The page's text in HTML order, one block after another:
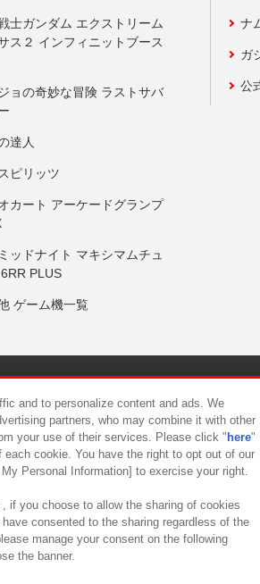
士ガンダム エクストリーム
ス２ インフィニットブース
ョの奇妙な冒険 ラストサバ
達人
ピリッツ
カート アーケードグランプ
ッドナイト マキシマムチュ
PLUS
ゲーム機一覧
ナ
ガ
公
について カスタマーハラスメント対応方針
and to personalize content and ads. We
partners, who may combine it with other
your use of their services. Please click " here"
cookie. You have the right to opt out of our
Personal Information] to exercise your right.
if you choose to allow the sharing of cookies
consented to the sharing regardless of the
manage your consent on the following
the banner.